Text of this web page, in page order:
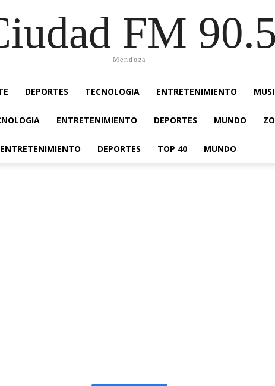
FM
Mendoza
DEPORTES TECNOLOGIA ENTRETENIMIENTO
ENTRETENIMIENTO DEPORTES MUNDO
ENTRETENIMIENTO DEPORTES TOP 40 MUNDO